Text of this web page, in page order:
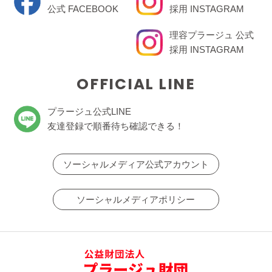
公式 FACEBOOK 採用 INSTAGRAM
理容プラージュ 公式
採用 INSTAGRAM
OFFICIAL LINE
プラージュ公式LINE
友達登録で順番待ち確認できる！
ソーシャルメディア公式アカウント
ソーシャルメディアポリシー